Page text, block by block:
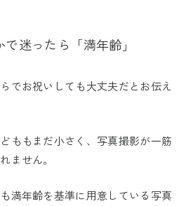
迷ったら「満年齢」
でお祝いしても大丈夫だとお伝え
ももまだ小さく、写真撮影が一筋
ません。
満年齢を基準に用意している写真